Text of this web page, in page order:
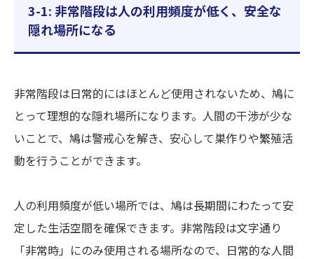
3-1: 非常階段は人の利用頻度が低く、安全な
隠れ場所になる
非常階段は日常的にはほとんど使用されないため、鳩に
とって理想的な隠れ場所になります。人間の干渉が少な
いことで、鳩は警戒心を解き、安心して巣作りや繁殖活
動を行うことができます。
人の利用頻度が低い場所では、鳩は長期間にわたって安
定した生活空間を確保できます。非常階段は文字通り
「非常時」にのみ使用される場所なので、日常的な人間